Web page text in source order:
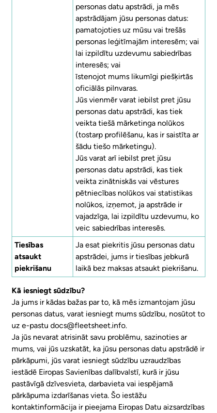
personas datu apstrādi, ja mēs
apstrādājam jūsu personas datus:
pamatojoties uz mūsu vai trešās
personas leģitīmajām interesēm; vai
lai izpildītu uzdevumu sabiedrības
interesēs; vai
īstenojot mums likumīgi piešķirtās
oficiālās pilnvaras.
Jūs vienmēr varat iebilst pret jūsu
personas datu apstrādi, kas tiek
veikta tiešā mārketinga nolūkos
(tostarp profilēšanu, kas ir saistīta ar
šādu tiešo mārketingu).
Jūs varat arī iebilst pret jūsu
personas datu apstrādi, kas tiek
veikta zinātniskās vai vēstures
pētniecības nolūkos vai statistikas
nolūkos, izņemot, ja apstrāde ir
vajadzīga, lai izpildītu uzdevumu, ko
veic sabiedrības interesēs.
Tiesības
atsaukt
piekrišanu
Ja esat piekritis jūsu personas datu
apstrādei, jums ir tiesības jebkurā
laikā bez maksas atsaukt piekrišanu.
Kā iesniegt sūdzību?
Ja jums ir kādas bažas par to, kā mēs izmantojam jūsu
personas datus, varat iesniegt mums sūdzību, nosūtot to
uz e-pastu docs@fleetsheet.info.
Ja jūs nevarat atrisināt savu problēmu, sazinoties ar
mums, vai jūs uzskatāt, ka jūsu personas datu apstrādē ir
pārkāpumi, jūs varat iesniegt sūdzību uzraudzības
iestādē Eiropas Savienības dalībvalstī, kurā ir jūsu
pastāvīgā dzīvesvieta, darbavieta vai iespējamā
pārkāpuma izdarīšanas vieta. Šo iestāžu
kontaktinformācija ir pieejama Eiropas Datu aizsardzības